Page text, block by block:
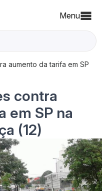
Menu
aumento da tarifa em SP
contra
em SP na
(12)